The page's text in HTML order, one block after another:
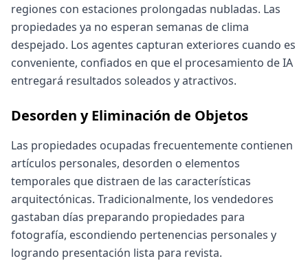
regiones con estaciones prolongadas nubladas. Las
propiedades ya no esperan semanas de clima
despejado. Los agentes capturan exteriores cuando es
conveniente, confiados en que el procesamiento de IA
entregará resultados soleados y atractivos.
Desorden y Eliminación de Objetos
Las propiedades ocupadas frecuentemente contienen
artículos personales, desorden o elementos
temporales que distraen de las características
arquitectónicas. Tradicionalmente, los vendedores
gastaban días preparando propiedades para
fotografía, escondiendo pertenencias personales y
logrando presentación lista para revista.